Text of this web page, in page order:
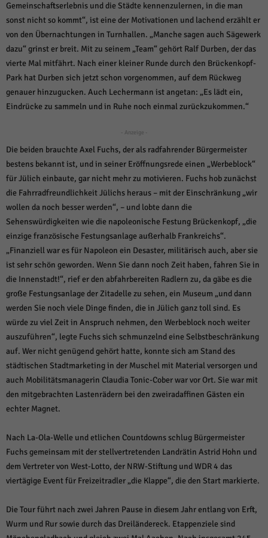
Gemeinschaftserlebnis und die Städte kennenzulernen, in die man
sonst nicht so kommt“, ist eine der Motivationen und lachend erzählt er
von den Übernachtungen in Turnhallen. „Manche sagen auch Sägewerk
dazu“ grinst er breit. Mit zu seinem „Team“ gehört Ralf Durben, der das
vierte Mal mitfährt. Nach einer kleiner Runde durch den Brückenkopf-
Park hat Durben sich jetzt schon vorgenommen, auf dem Rückweg
genauer hinzugucken. Auch Lechermann ist angetan: „Es lädt ein,
Eindrücke zu sammeln und in Ruhe noch einmal zurückzukommen.“
- Anzeige -
Die beiden brauchte Axel Fuchs, der als radfahrender Bürgermeister
bestens bekannt ist, und in seiner Eröffnungsrede einen „Werbeblock“
für Jülich einbaute, gar nicht mehr zu motivieren. Fuchs hob zunächst
die Fahrradfreundlichkeit Jülichs heraus – mit der Einschränkung „wir
wollen da noch besser werden“, – und lobte dann die
Sehenswürdigkeiten wie die napoleonische Festung Brückenkopf, „die
einzige französische Festungsanlage außerhalb Frankreichs“.
„Finanziell war es für Napoleon ein Desaster, militärisch auch, aber sie
ist sehr schön geworden. Wenn Sie dann noch Zeit haben, fahren Sie in
die Innenstadt!“, rief er den abfahrbereiten Radlern zu, da gäbe es die
große Festungsanlage der Zitadelle zu sehen, ein Museum „und dann
werden Sie noch viele Dinge finden, die in Jülich ganz toll sind. Es
würde zu viel Zeit in Anspruch nehmen, den Werbeblock noch weiter
auszuführen“, legte Fuchs sich schmunzelnd eine Selbstbeschränkung
auf. Wer nicht genügend gehört hatte, konnte sich am Stand des
städtischen Stadtmarketing in der Muschel mit Material versorgen und
auch Mobilitätsmanagerin Claudia Tonic-Cober war vor Ort. Sie war mit
den mitgebrachten Lastenrädern bei den zweiradaffinen Gästen ein
echter Magnet.
Nach La-Ola-Welle und etlichen Countdowns schlug Bürgermeister
Fuchs gemeinsam mit der stellvertretenden Landrätin Astrid Hohn und
dem Vertreter von West-Lotto, der NRW-Stiftung und WDR 4 das
viertägige Event für Freizeitradler „die Klappe“, die den Start markierte.
Die Tour führt nach zwei Jahren Pause in diesem Jahr entlang von Erft,
Wurm und Rur sowie durch das Dreiländereck. Etappenziele sind
powered by Borlabs Cookie Datenschutzerklärung Impressum